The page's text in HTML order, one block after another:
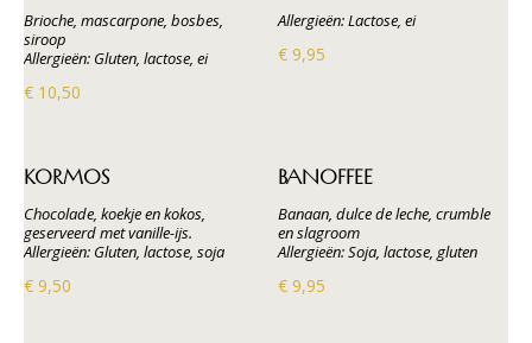
Brioche, mascarpone, bosbes,
siroop
Allergieën: Gluten, lactose, ei
€ 10,50
Allergieën: Lactose, ei
€ 9,95
KORMOS
Chocolade, koekje en kokos,
geserveerd met vanille-ijs.
Allergieën: Gluten, lactose, soja
€ 9,50
BANOFFEE
Banaan, dulce de leche, crumble
en slagroom
Allergieën: Soja, lactose, gluten
€ 9,95